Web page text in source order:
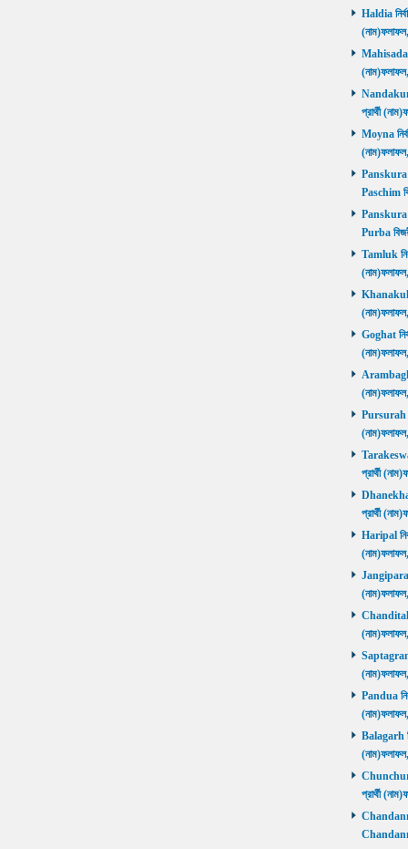
Haldia
Mahisadal
প্রার্থী
Moyna
Panskura
Paschim
Panskura
Purba
Tamluk
Khanakul
Goghat
Arambagh
Pursurah
প্রার্থী
Dhanekhali
প্রার্থী
Haripal
Jangipara
Chanditala
Saptagram
Pandua
Balagarh
Chunchura
প্রার্থী